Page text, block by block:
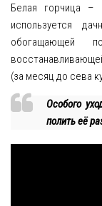
Фрукты
Ежевика
Слива
Белая горчица –
используется
обогащающей
(за месяц до сева
Особого
полить её